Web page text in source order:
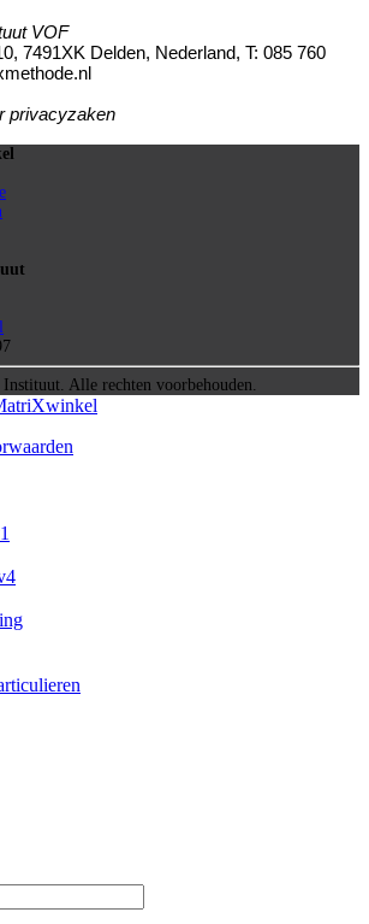
VOF
7491XK Delden, Nederland, T: 085 760
privacyzaken
Alle rechten voorbehouden.